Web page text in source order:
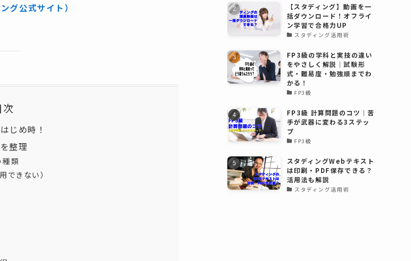
グ公式サイト）
次
じめ時！
整理
類
できない）
【スタディング】動画を一
括ダウンロード！オフライ
ン学習で合格力UP
スタディング活用術
FP3級の学科と実技の違い
をやさしく解説｜試験形
式・難易度・勉強順までわ
かる！
FP3級
FP3級 計算問題のコツ｜苦
手が武器に変わる3ステッ
プ
FP3級
スタディングWebテキスト
は印刷・PDF保存できる？
活用法も解説
スタディング活用術